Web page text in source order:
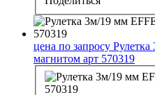
цена по запросу
магнитом арт 570319